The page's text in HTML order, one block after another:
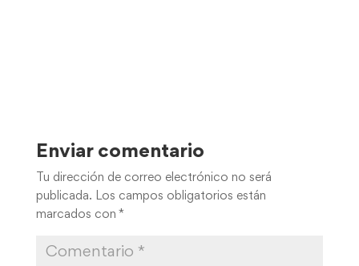
Enviar comentario
Tu dirección de correo electrónico no será
publicada. Los campos obligatorios están
marcados con *